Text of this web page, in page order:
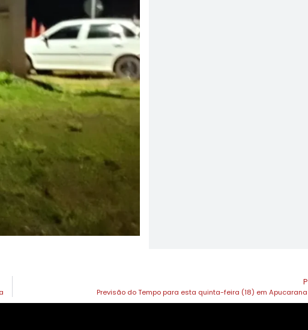
Previsão do Tempo para esta quinta-feira (18) em